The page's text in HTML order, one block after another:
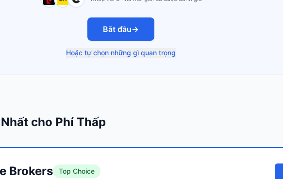
Bắt đầu→
Hoặc tự chọn những gì quan trọng
cho Phí Thấp
Brokers
Top Choice